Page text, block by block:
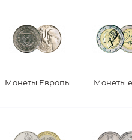
Монеты Европы Монеты